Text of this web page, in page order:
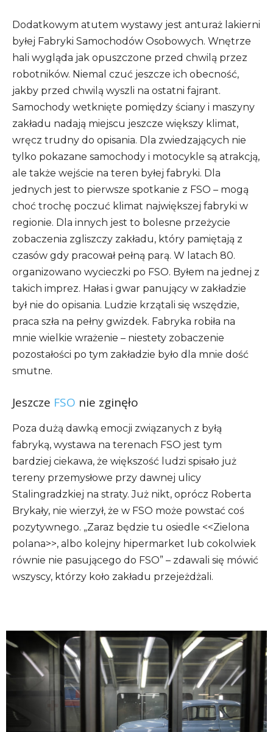
Dodatkowym atutem wystawy jest anturaż lakierni
byłej Fabryki Samochodów Osobowych. Wnętrze
hali wygląda jak opuszczone przed chwilą przez
robotników. Niemal czuć jeszcze ich obecność,
jakby przed chwilą wyszli na ostatni fajrant.
Samochody wetknięte pomiędzy ściany i maszyny
zakładu nadają miejscu jeszcze większy klimat,
wręcz trudny do opisania. Dla zwiedzających nie
tylko pokazane samochody i motocykle są atrakcją,
ale także wejście na teren byłej fabryki. Dla
jednych jest to pierwsze spotkanie z FSO – mogą
choć trochę poczuć klimat największej fabryki w
regionie. Dla innych jest to bolesne przeżycie
zobaczenia zgliszczy zakładu, który pamiętają z
czasów gdy pracował pełną parą. W latach 80.
organizowano wycieczki po FSO. Byłem na jednej z
takich imprez. Hałas i gwar panujący w zakładzie
był nie do opisania. Ludzie krzątali się wszędzie,
praca szła na pełny gwizdek. Fabryka robiła na
mnie wielkie wrażenie – niestety zobaczenie
pozostałości po tym zakładzie było dla mnie dość
smutne.
Jeszcze FSO nie zginęło
Poza dużą dawką emocji związanych z byłą
fabryką, wystawa na terenach FSO jest tym
bardziej ciekawa, że większość ludzi spisało już
tereny przemysłowe przy dawnej ulicy
Stalingradzkiej na straty. Już nikt, oprócz Roberta
Brykały, nie wierzył, że w FSO może powstać coś
pozytywnego. „Zaraz będzie tu osiedle <<Zielona
polana>>, albo kolejny hipermarket lub cokolwiek
równie nie pasującego do FSO” – zdawali się mówić
wszyscy, którzy koło zakładu przejeżdżali.